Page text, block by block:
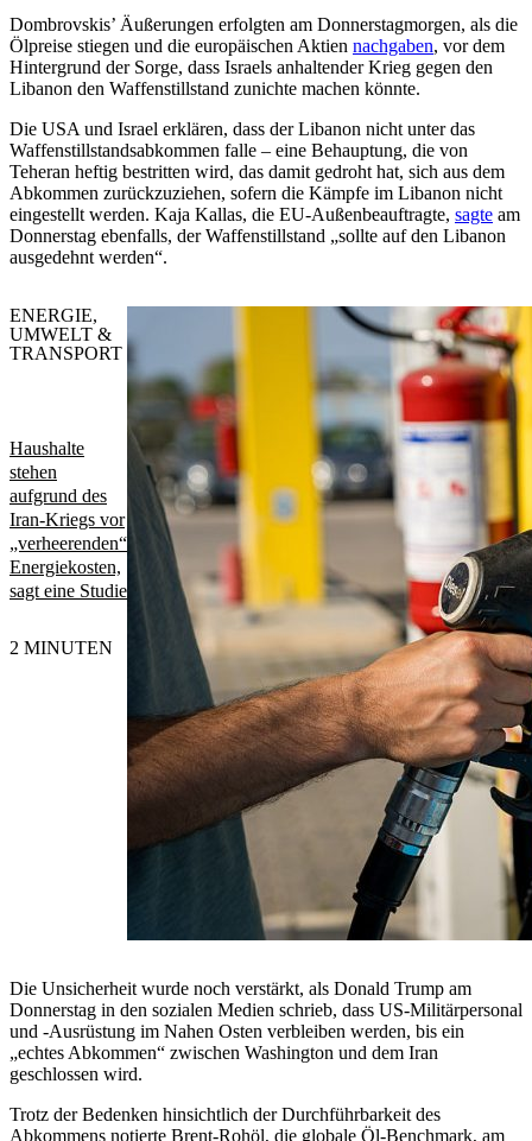
Dombrovskis’ Äußerungen erfolgten am Donnerstagmorgen, als die
Ölpreise stiegen und die europäischen Aktien nachgaben, vor dem
Hintergrund der Sorge, dass Israels anhaltender Krieg gegen den
Libanon den Waffenstillstand zunichte machen könnte.
Die USA und Israel erklären, dass der Libanon nicht unter das
Waffenstillstandsabkommen falle – eine Behauptung, die von
Teheran heftig bestritten wird, das damit gedroht hat, sich aus dem
Abkommen zurückzuziehen, sofern die Kämpfe im Libanon nicht
eingestellt werden. Kaja Kallas, die EU-Außenbeauftragte, sagte am
Donnerstag ebenfalls, der Waffenstillstand „sollte auf den Libanon
ausgedehnt werden“.
Haushalte
stehen
aufgrund des
Iran-Kriegs vor
„verheerenden“
Energiekosten,
sagt eine Studie
ENERGIE,
UMWELT &
TRANSPORT
2 MINUTEN
Die Unsicherheit wurde noch verstärkt, als Donald Trump am
Donnerstag in den sozialen Medien schrieb, dass US-Militärpersonal
und -Ausrüstung im Nahen Osten verbleiben werden, bis ein
„echtes Abkommen“ zwischen Washington und dem Iran
geschlossen wird.
Trotz der Bedenken hinsichtlich der Durchführbarkeit des
Abkommens notierte Brent-Rohöl, die globale Öl-Benchmark, am